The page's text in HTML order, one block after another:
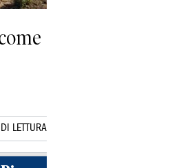
LETTURA